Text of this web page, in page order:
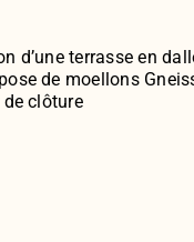
d’une terrasse en
de moellons
clôture